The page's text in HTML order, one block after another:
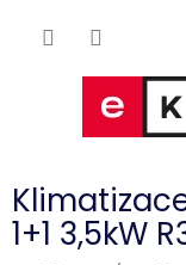
1+1 3,5kW